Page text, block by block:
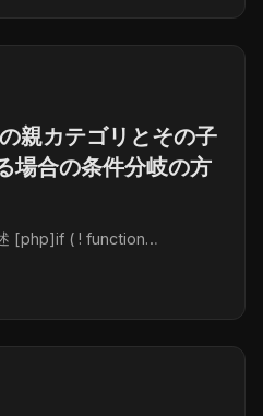
親カテゴリとその子
場合の条件分岐の方
[php]if ( ! function…